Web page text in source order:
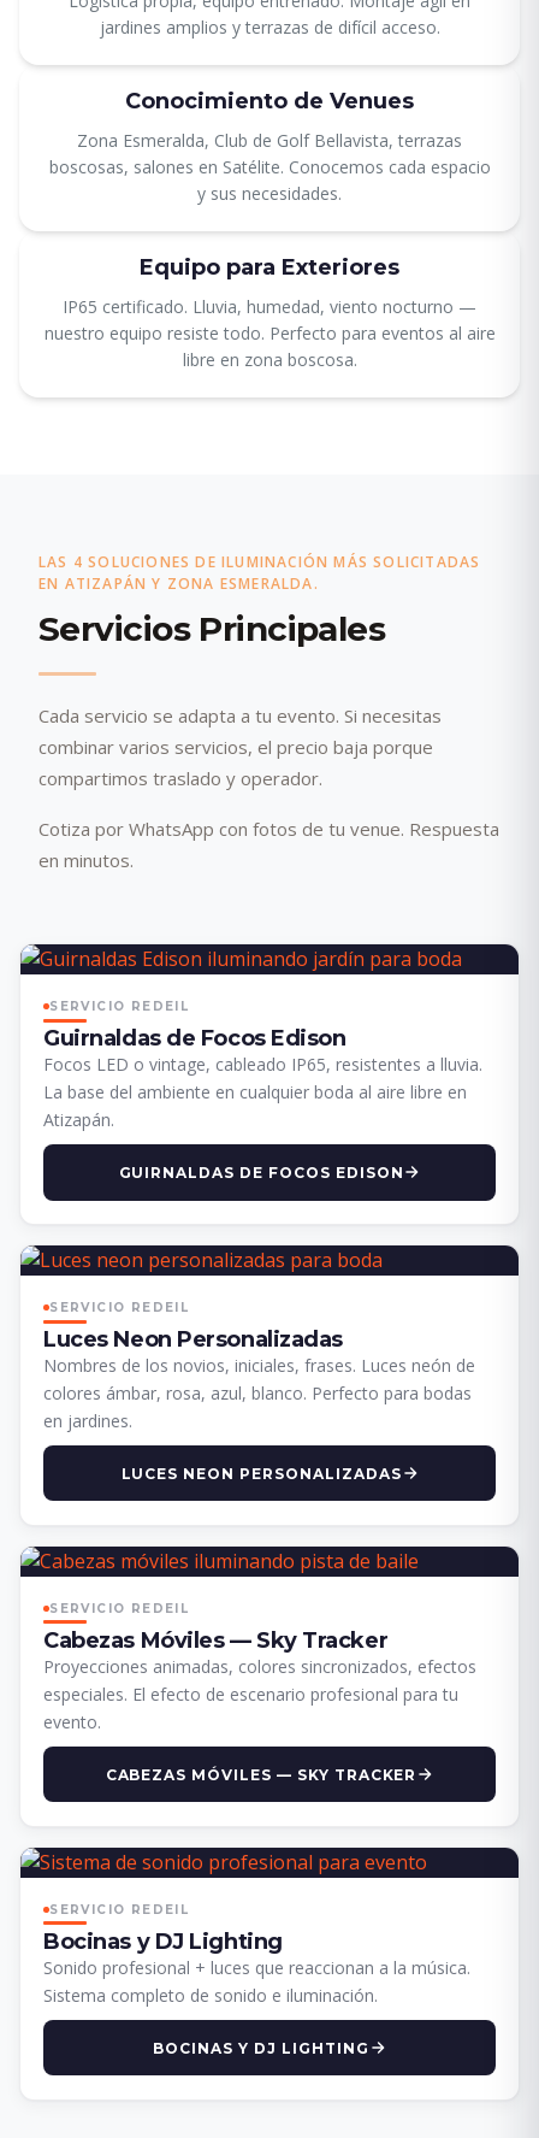
jardines amplios y terrazas de difícil acceso.
Conocimiento de Venues
Zona Esmeralda, Club de Golf Bellavista, terrazas
boscosas, salones en Satélite. Conocemos cada espacio
y sus necesidades.
Equipo para Exteriores
IP65 certificado. Lluvia, humedad, viento nocturno —
nuestro equipo resiste todo. Perfecto para eventos al aire
libre en zona boscosa.
LAS 4 SOLUCIONES DE ILUMINACIÓN MÁS SOLICITADAS
EN ATIZAPÁN Y ZONA ESMERALDA.
Servicios Principales
Cada servicio se adapta a tu evento. Si necesitas
combinar varios servicios, el precio baja porque
compartimos traslado y operador.
Cotiza por WhatsApp con fotos de tu venue. Respuesta
en minutos.
SERVICIO REDEIL
Guirnaldas de Focos Edison
Focos LED o vintage, cableado IP65, resistentes a lluvia.
La base del ambiente en cualquier boda al aire libre en
Atizapán.
GUIRNALDAS DE FOCOS EDISON
SERVICIO REDEIL
Luces Neon Personalizadas
Nombres de los novios, iniciales, frases. Luces neón de
colores ámbar, rosa, azul, blanco. Perfecto para bodas
en jardines.
LUCES NEON PERSONALIZADAS
SERVICIO REDEIL
Cabezas Móviles — Sky Tracker
Proyecciones animadas, colores sincronizados, efectos
especiales. El efecto de escenario profesional para tu
evento.
CABEZAS MÓVILES — SKY TRACKER
SERVICIO REDEIL
Bocinas y DJ Lighting
Sonido profesional + luces que reaccionan a la música.
Sistema completo de sonido e iluminación.
BOCINAS Y DJ LIGHTING